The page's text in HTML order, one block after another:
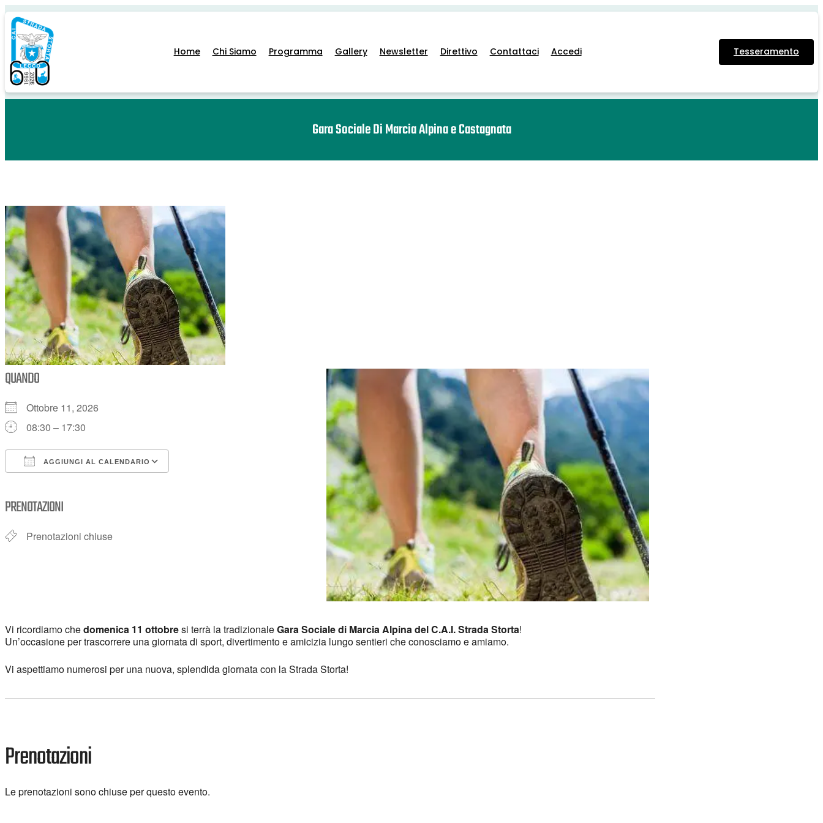
Home Chi Siamo Programma Gallery Newsletter Direttivo Contattaci Accedi Tesseramento
Gara Sociale Di Marcia Alpina e Castagnata
QUANDO
Ottobre 11, 2026
08:30 – 17:30
AGGIUNGI AL CALENDARIO
iCalendar Office 365 Outlook Live
PRENOTAZIONI
Prenotazioni chiuse
Vi ricordiamo chedomenica 11 ottobresi terrà la tradizionaleGara Sociale di Marcia Alpina del C.A.I. Strada Storta!
Un’occasione per trascorrere una giornata di sport, divertimento e amicizia lungo sentieri che conosciamo e amiamo.
Vi aspettiamo numerosi per una nuova, splendida giornata con la Strada Storta!
Prenotazioni
Le prenotazioni sono chiuse per questo evento.